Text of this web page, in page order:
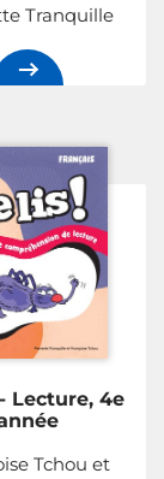
Tranquille
Lecture, 4e
Tchou et